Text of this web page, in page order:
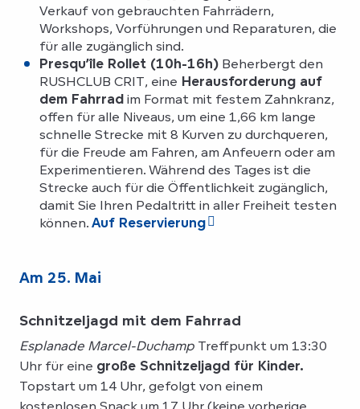
Verkauf von gebrauchten Fahrrädern,
Workshops, Vorführungen und Reparaturen, die
für alle zugänglich sind.
Presqu’île Rollet (10h-16h)Beherbergt den
RUSHCLUB CRIT, eine Herausforderung auf
dem Fahrradim Format mit festem Zahnkranz,
offen für alle Niveaus, um eine 1,66 km lange
schnelle Strecke mit 8 Kurven zu durchqueren,
für die Freude am Fahren, am Anfeuern oder am
Experimentieren. Während des Tages ist die
Strecke auch für die Öffentlichkeit zugänglich,
damit Sie Ihren Pedaltritt in aller Freiheit testen
können. Auf Reservierung
Am 25. Mai
Schnitzeljagd mit dem Fahrrad
Esplanade Marcel-Duchamp Treffpunkt um 13:30
Uhr für eine große Schnitzeljagd für Kinder.
Topstart um 14 Uhr, gefolgt von einem
kostenlosen Snack um 17 Uhr (keine vorherige